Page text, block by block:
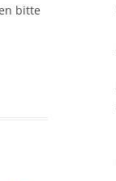
bitte